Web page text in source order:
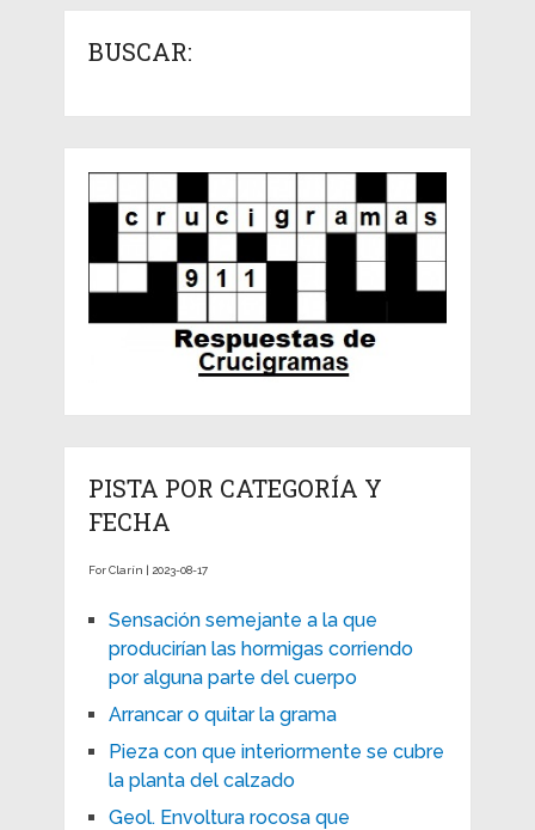
BUSCAR:
PISTA POR CATEGORÍA Y
FECHA
For Clarín | 2023-08-17
Sensación semejante a la que
producirían las hormigas corriendo
por alguna parte del cuerpo
Arrancar o quitar la grama
Pieza con que interiormente se cubre
la planta del calzado
Geol. Envoltura rocosa que